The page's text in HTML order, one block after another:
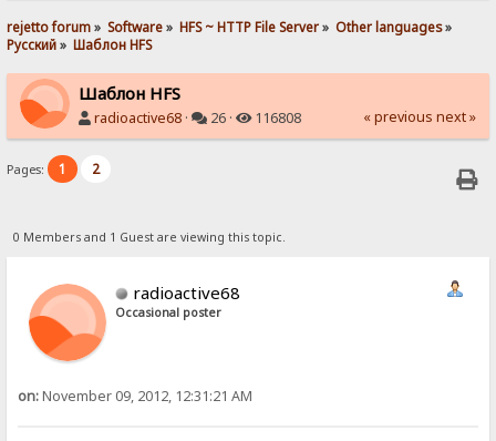
rejetto forum» Software» HFS ~ HTTP File Server» Other languages»
Pусский» Шаблон HFS
Шаблон HFS
radioactive68 · 26 · 116808 « previous next »
Pages: 1 2
0 Members and 1 Guest are viewing this topic.
radioactive68
Occasional poster
on:November 09, 2012, 12:31:21 AM